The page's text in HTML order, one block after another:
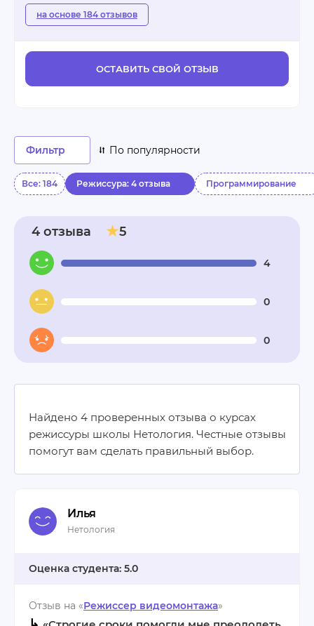
Найдено 4 проверенных отзыва о курсах
режиссуры школы Нетология. Честные отзывы
помогут вам сделать правильный выбор.
Илья
Нетология
5.0
Отзыв на «Режиссер видеомонтажа»
на основе 184 отзывов
ОСТАВИТЬ СВОЙ ОТЗЫВ
Фильтр По популярности
Все: 184 Режиссура: 4 отзыва Программирование
4 отзыва 5
4
0
0